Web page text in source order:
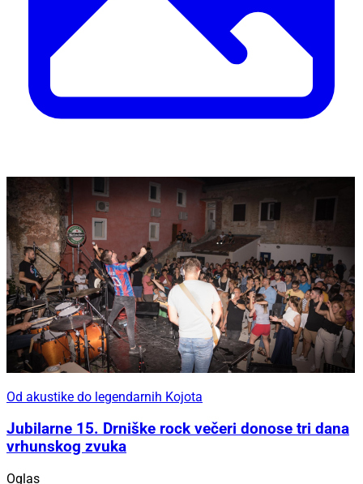
Od akustike do legendarnih Kojota
Jubilarne 15. Drniške rock večeri donose tri dana
vrhunskog zvuka
Oglas